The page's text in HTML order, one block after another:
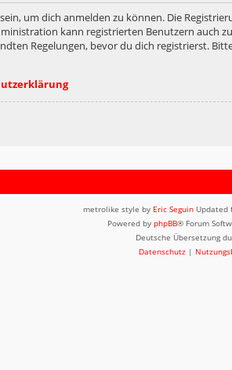
um dich anmelden zu können. Die
kann registrierten Benutzern auch
Regelungen, bevor du dich registrierst.
metrolike style by Eric Seguin Updated
Powered by phpBB® Forum
Deutsche Übersetzung
Datenschutz |